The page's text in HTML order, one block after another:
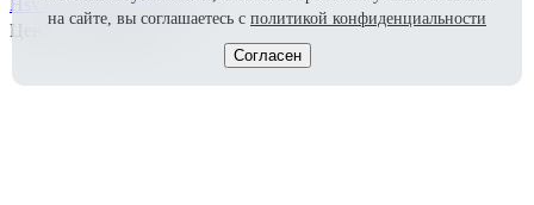
Hsv 05 Lapp. Rett 80x80
Цена:
руб/м 2
на сайте, вы соглашаетесь с политикой конфиденциальности
Согласен